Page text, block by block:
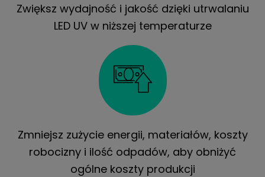
Zwiększ wydajność i jakość dzięki utrwalaniu
LED UV w niższej temperaturze
Zmniejsz zużycie energii, materiałów, koszty
robocizny i ilość odpadów, aby obniżyć
ogólne koszty produkcji